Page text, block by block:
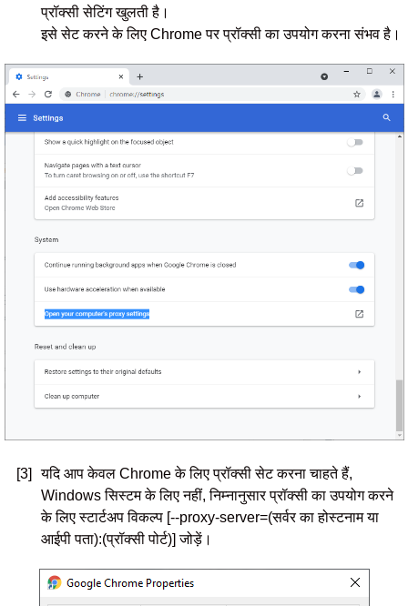
प्रॉक्सी सेटिंग खुलती है।
इसे सेट करने के लिए Chrome पर प्रॉक्सी का उपयोग करना संभव है।
[3]
यदि आप केवल Chrome के लिए प्रॉक्सी सेट करना चाहते हैं,
Windows सिस्टम के लिए नहीं, निम्नानुसार प्रॉक्सी का उपयोग करने
के लिए स्टार्टअप विकल्प [--proxy-server=(सर्वर का होस्टनाम या
आईपी पता):(प्रॉक्सी पोर्ट)] जोड़ें।